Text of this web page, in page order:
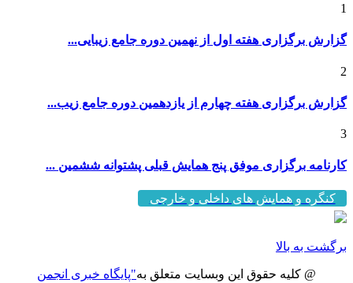
1
گزارش برگزاری هفته اول از نهمین دوره جامع زیبایی...
2
گزارش برگزاری هفته چهارم از یازدهمین دوره جامع زیب...
3
کارنامه برگزاری موفق پنج همایش قبلی پشتوانه ششمین ...
کنگره و همایش های داخلی و خارجی
برگشت به بالا
@ کلیه حقوق این وبسایت متعلق به"پایگاه خبری انجمن